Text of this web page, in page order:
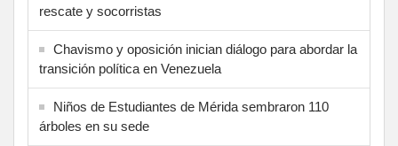
rescate y socorristas
Chavismo y oposición inician diálogo para abordar la
transición política en Venezuela
Niños de Estudiantes de Mérida sembraron 110
árboles en su sede